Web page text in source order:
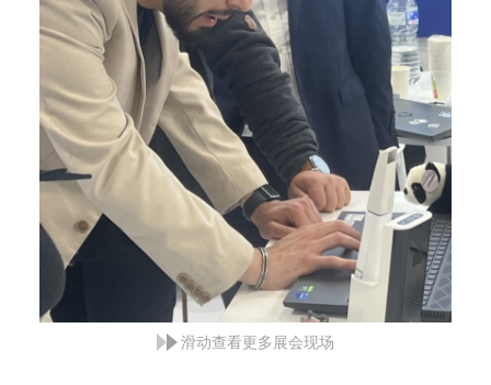
滑动查看更多展会现场